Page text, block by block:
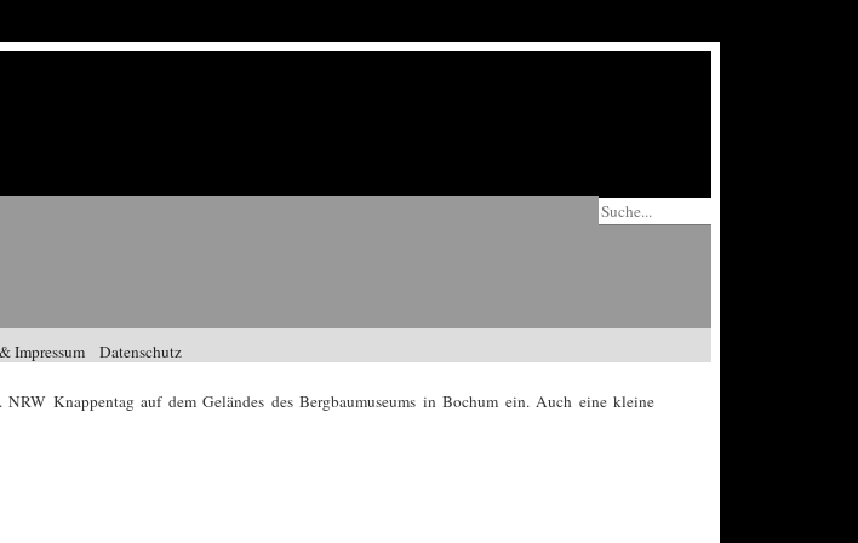
Impressum Datenschutz
Knappentag auf dem Geländes des Bergbaumuseums in Bochum ein. Auch eine kleine